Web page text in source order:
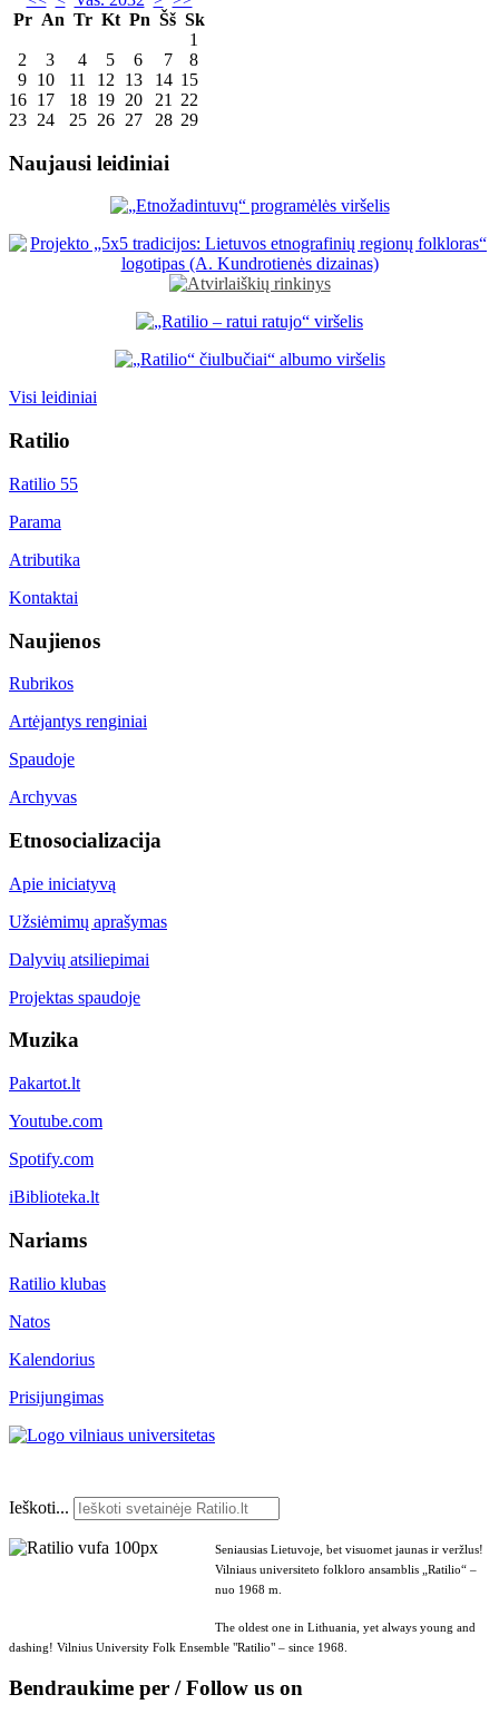
Pr An Tr Kt Pn Šš Sk
1
2
3 4 5 6 7
8
9 10 11 12 13 14 15
16 17 18 19 20 21
22
23 24 25 26 27 28 29
Naujausi leidiniai
Visi leidiniai
Ratilio
Ratilio 55
Parama
Atributika
Kontaktai
Naujienos
Rubrikos
Artėjantys renginiai
Spaudoje
Archyvas
Etnosocializacija
Apie iniciatyvą
Užsiėmimų aprašymas
Dalyvių atsiliepimai
Projektas spaudoje
Muzika
Pakartot.lt
Youtube.com
Spotify.com
iBiblioteka.lt
Nariams
Ratilio klubas
Natos
Kalendorius
Prisijungimas
Ieškoti...
Seniausias Lietuvoje, bet visuomet jaunas ir veržlus!
Vilniaus universiteto folkloro ansamblis „Ratilio“ –
nuo 1968 m.
The oldest one in Lithuania, yet always young and
dashing! Vilnius University Folk Ensemble "Ratilio" – since 1968.
Bendraukime per / Follow us on